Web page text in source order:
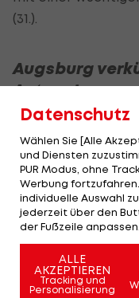
(31.).
Augsburg
Antwort
Auf den klaren
Baum zur Pause
Dreifachwechsel
Michael
Am 1:3 sind
die bereits von
Claude-Maurices
geblockt, Rieder
Datenschutz
Wählen Sie [Alle
und Diensten
PUR Modus, ohne
Werbung
individuelle Auswahl
jederzeit über den
der Fußzeile anpassen.
ALLE
AKZEPTIEREN
Tracking und
Personalisierung